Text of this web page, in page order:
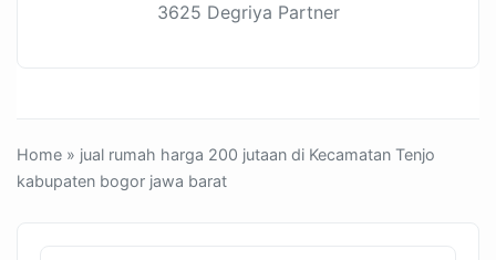
3625 Degriya Partner
Home » jual rumah harga 200 jutaan di Kecamatan Tenjo
kabupaten bogor jawa barat